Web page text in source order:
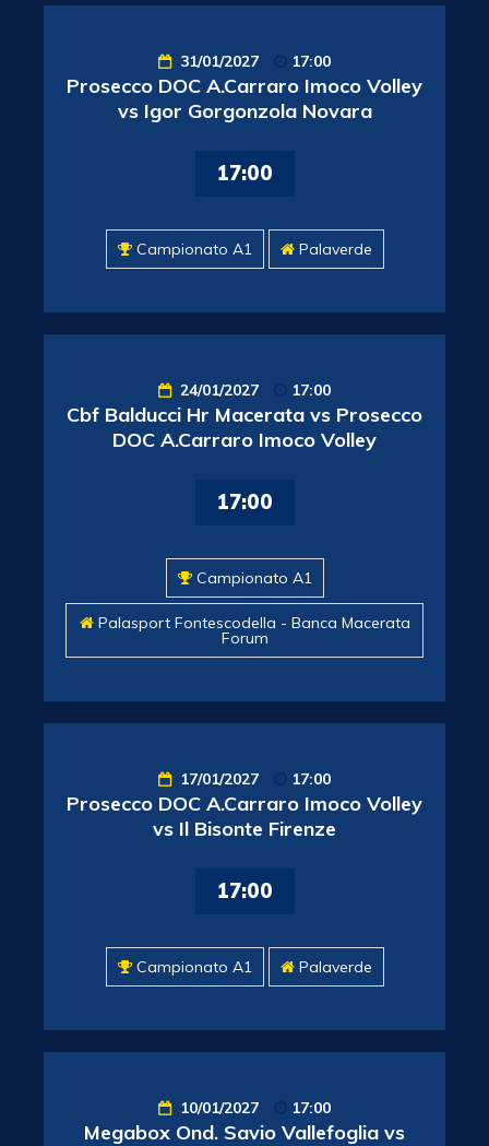
31/01/2027 17:00
Prosecco DOC A.Carraro Imoco Volley
vs Igor Gorgonzola Novara
17:00
Campionato A1 Palaverde
24/01/2027 17:00
Cbf Balducci Hr Macerata vs Prosecco
DOC A.Carraro Imoco Volley
17:00
Campionato A1
Palasport Fontescodella - Banca Macerata
Forum
17/01/2027 17:00
Prosecco DOC A.Carraro Imoco Volley
vs Il Bisonte Firenze
17:00
Campionato A1 Palaverde
10/01/2027 17:00
Megabox Ond. Savio Vallefoglia vs